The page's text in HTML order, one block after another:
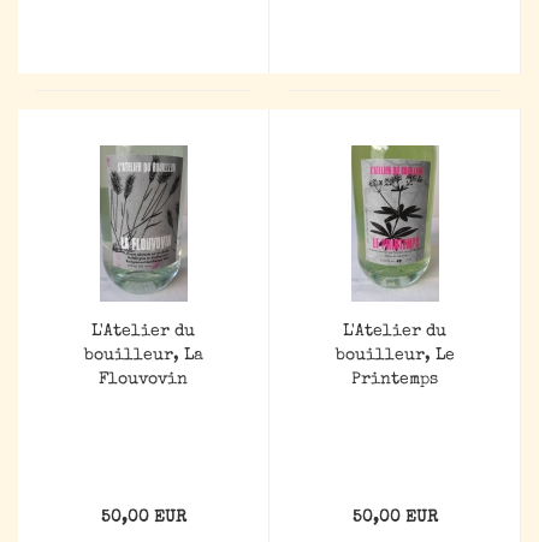
L'Atelier du
bouilleur, La
Flouvovin
50,00 EUR
L'Atelier du
bouilleur, Le
Printemps
50,00 EUR